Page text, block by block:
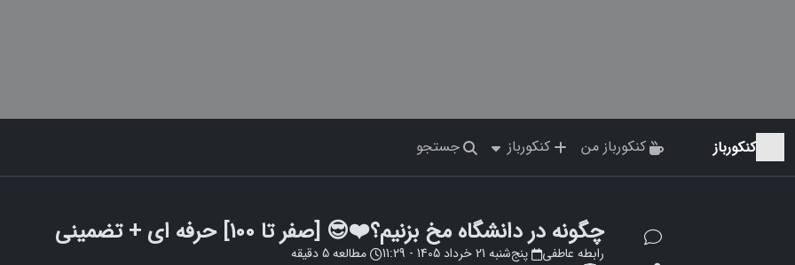
کنکورباز کنکورباز من کنکورباز جستجو
چگونه در دانشگاه مخ بزنیم؟❤️😎 [صفر تا 100] حرفه ای + تضمینی
رابطه عاطفی پنج‌شنبه 21 خرداد 1405 - 11:29 مطالعه5دقیقه